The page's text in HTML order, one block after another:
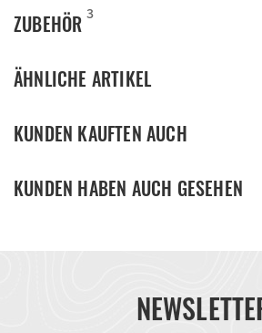
ZUBEHÖR 3
ÄHNLICHE ARTIKEL
KUNDEN KAUFTEN AUCH
KUNDEN HABEN AUCH GESEHEN